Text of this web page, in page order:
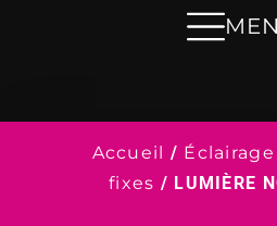
Accueil / Éclairage
fixes / LUMIÈRE